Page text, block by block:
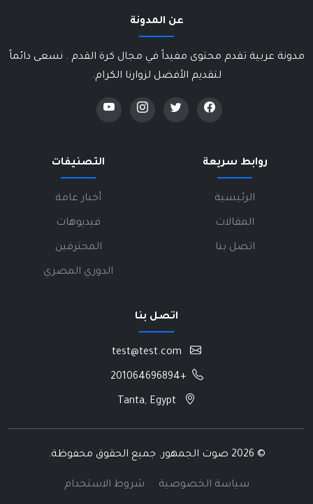
عن المدونة
مدونة عربية تقدم محتوى مفيداً في مجال كرة القدم . نسعى دائماً
لتقديم الأفضل لزوارنا الكرام.
روابط سريعة
الرئيسية
المقالات
اتصل بنا
التصنيفات
أخبار عامة
فيديوهات
المحترفين
الدوري المصري
اتصل بنا
+201064696894
© 2026 صوت الجمهور. جميع الحقوق محفوظة.
سياسة الخصوصية شروط الاستخدام